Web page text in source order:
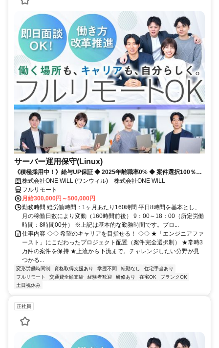
サーバー運用保守(Linux)
《積極採用中！》給与UP保証 ◆ 2025年離職率0% ◆ 案件選択100％！
◆ 平均残業7時間！
株式会社ONE WILL (ワンウィル) 株式会社ONE WILL
フルリモート
月給300,000円～500,000円
勤務時間 総労働時間：1ヶ月あたり160時間 平日8時間を基本とし、
月の稼働日数により変動（160時間前後） 9：00～18：00（所定労働
時間：8時間00分） ※上記は基本的な勤務時間です。プロ...
仕事内容 ◇◇ 希望のキャリアを目指せる！ ◇◇ ★「エンジニアファ
ースト」にこだわったプロジェクト配置（案件完全選択制） ★常時3
万件の案件を保持 ★上流から下流まで。チャレンジしたい分野が見
つかる...
変形労働時間制 資格取得支援あり 学歴不問 転勤なし
住宅手当あり
フルリモート
交通費全額支給 経験者歓迎 研修あり 在宅OK
ブランクOK
土日祝休み
正社員